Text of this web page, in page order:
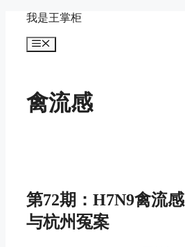
content
我是王掌柜
Menu
禽流感
第72期：H7N9禽流感
与杭州冤案